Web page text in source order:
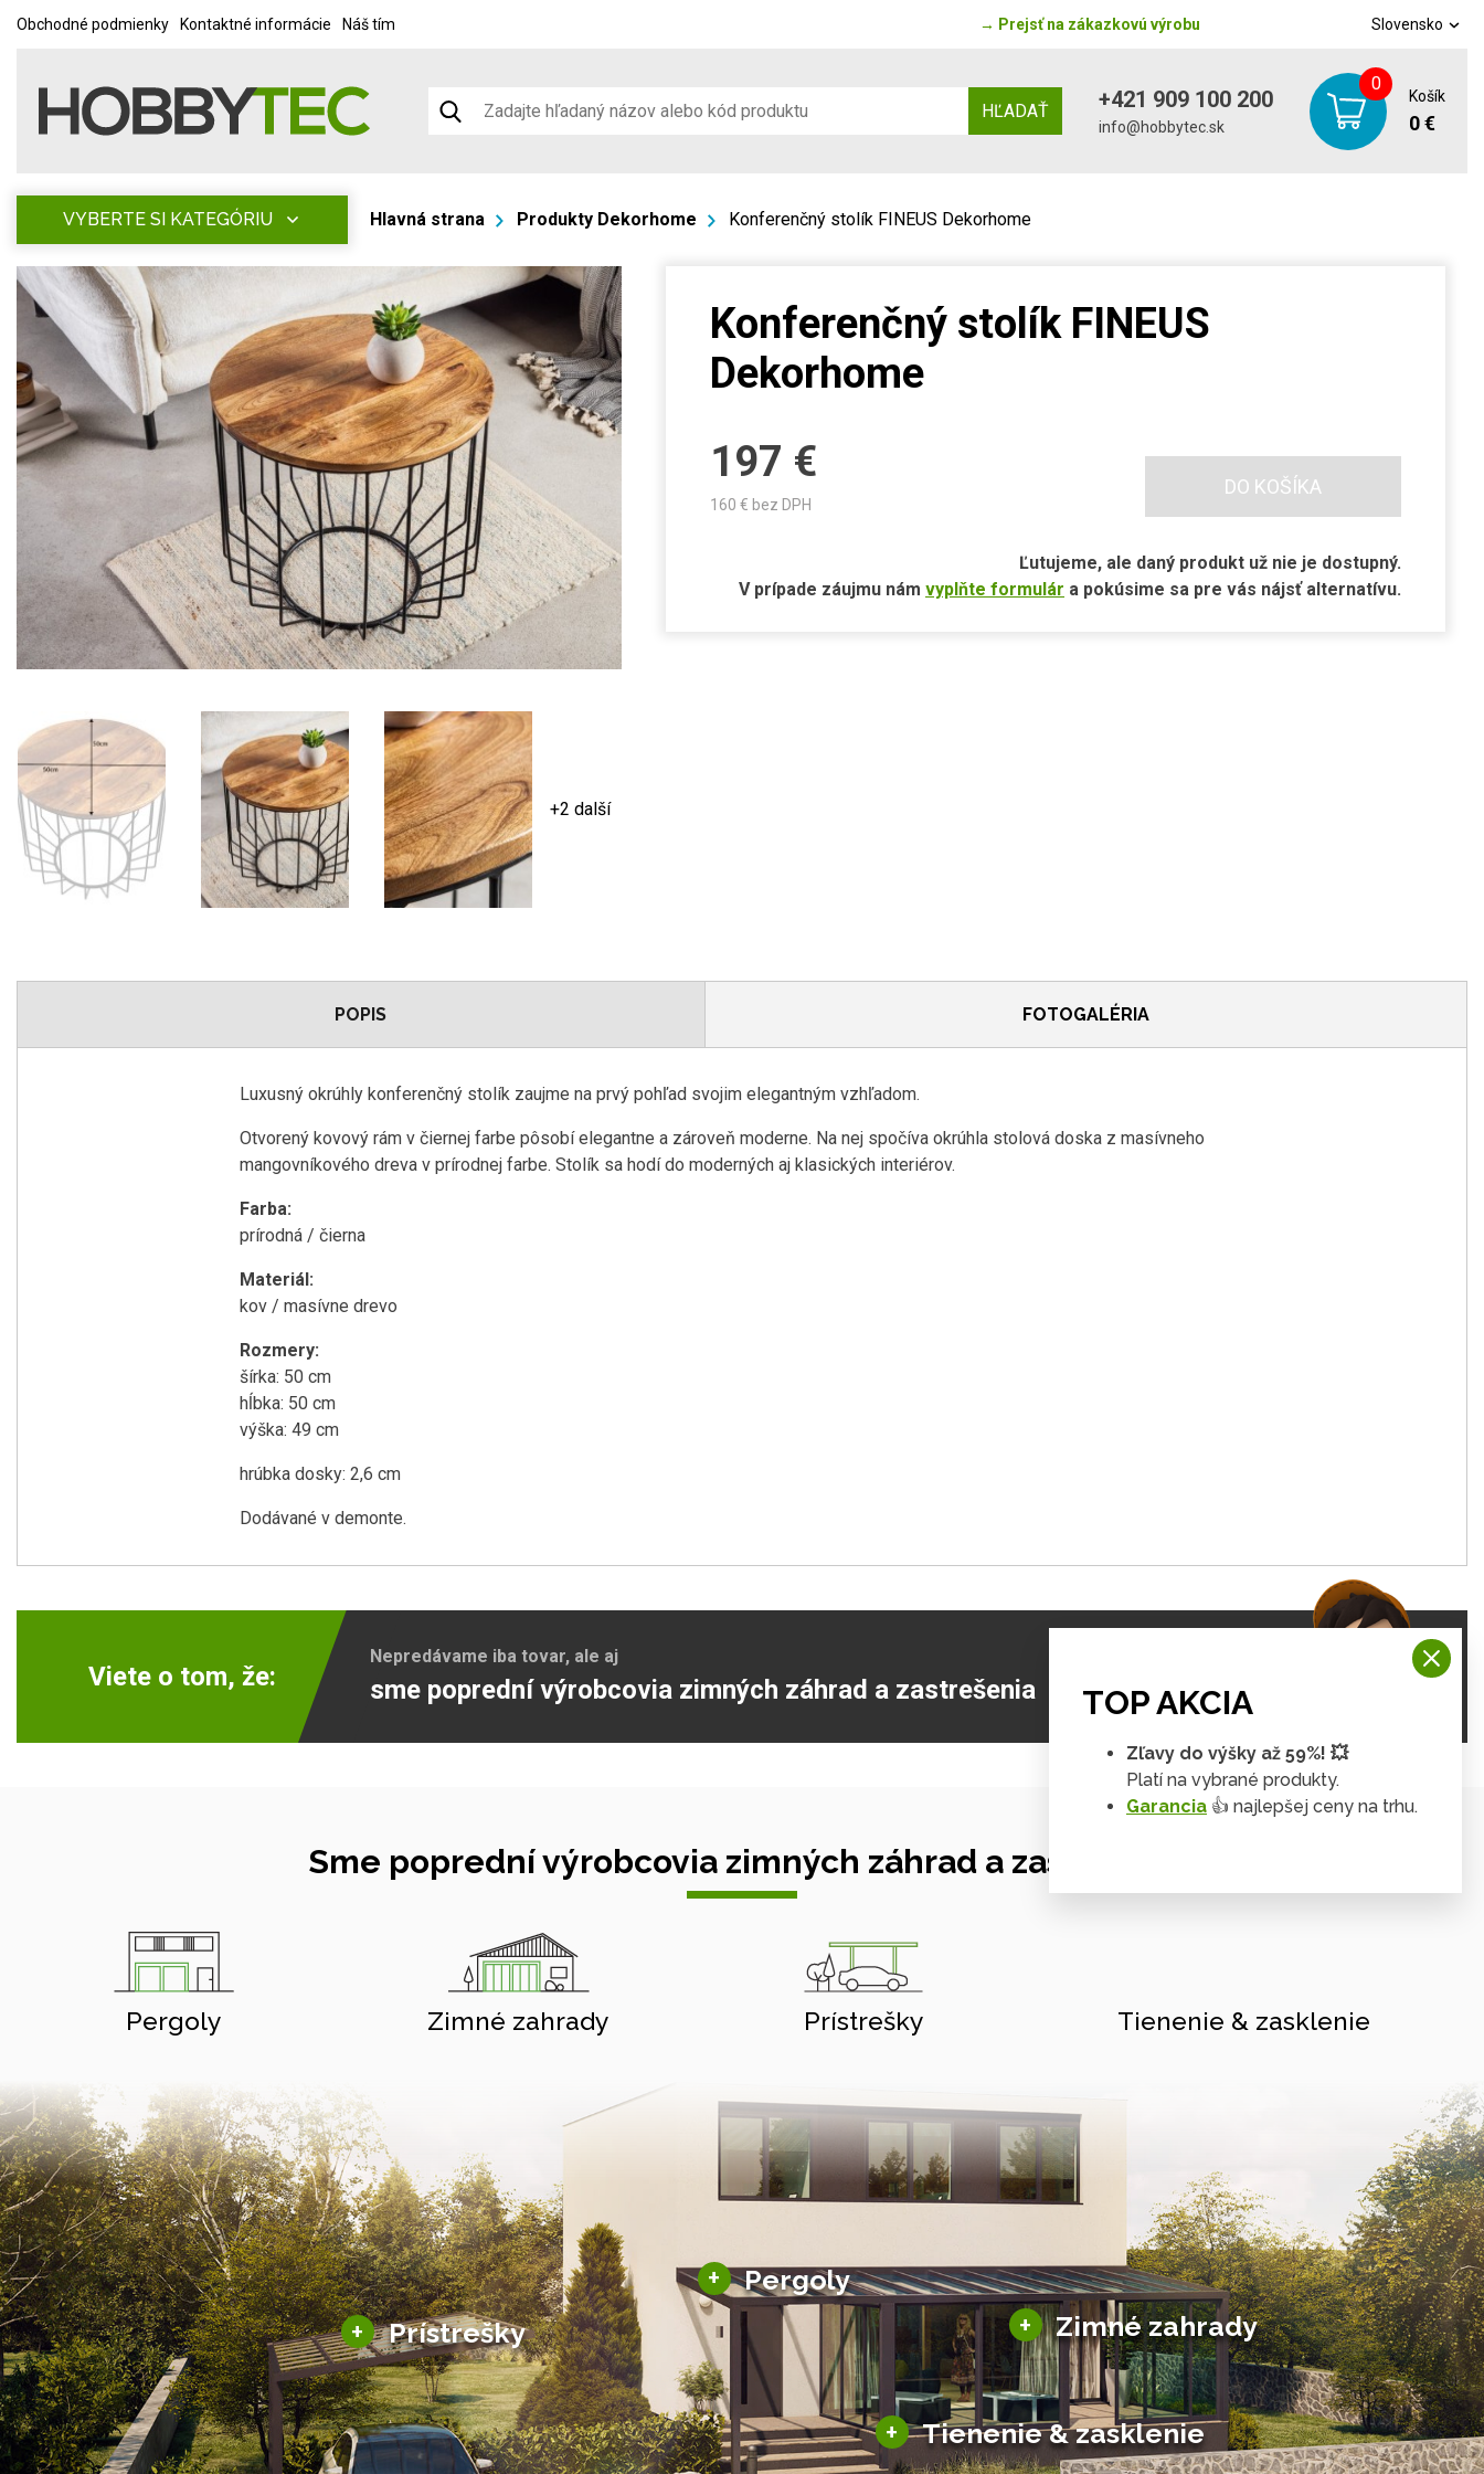
Obchodné podmienky Kontaktné informácie Náš tím → Prejsť na zákazkovú výrobu Slovensko
HĽADAŤ +421 909 100 200
info@hobbytec.sk
0
Košík
0 €
VYBERTE SI KATEGÓRIU Hlavná strana Produkty Dekorhome Konferenčný stolík FINEUS Dekorhome
+2 další
Konferenčný stolík FINEUS
Dekorhome
197 €
160 € bez DPH
DO KOŠÍKA
Ľutujeme, ale daný produkt už nie je dostupný.
V prípade záujmu nám vyplňte formulár a pokúsime sa pre vás nájsť alternatívu.
POPIS FOTOGALÉRIA
Luxusný okrúhly konferenčný stolík zaujme na prvý pohľad svojim elegantným vzhľadom.
Otvorený kovový rám v čiernej farbe pôsobí elegantne a zároveň moderne. Na nej spočíva okrúhla stolová doska z masívneho
mangovníkového dreva v prírodnej farbe. Stolík sa hodí do moderných aj klasických interiérov.
Farba:
prírodná / čierna
Materiál:
kov / masívne drevo
Rozmery:
šírka: 50 cm
hĺbka: 50 cm
výška: 49 cm
hrúbka dosky: 2,6 cm
Dodávané v demonte.
Viete o tom, že:
Nepredávame iba tovar, ale aj
sme poprední výrobcovia zimných záhrad a zastrešenia
Sme poprední výrobcovia zimných záhrad a zastrešení
Pergoly Zimné zahrady Prístrešky Tienenie & zasklenie
+ Pergoly
Hliníkové pergoly
Bioklimatické pergoly
Altány a zastrešenie
Solárne pergoly
+ Zimné zahrady
Sezónne zimné záhrady
Hliníkové zimné záhrady
Posuvné zimné záhrady
Solárne zimné záhrady
+ Prístrešky
Hliníkové prístrešky
Solárne prístrešky pre auto
+ Tienenie & zasklenie
Tienenie
TOP AKCIA
Zľavy do výšky až 59%! 💥
Platí na vybrané produkty.
Garancia 👍 najlepšej ceny na trhu.